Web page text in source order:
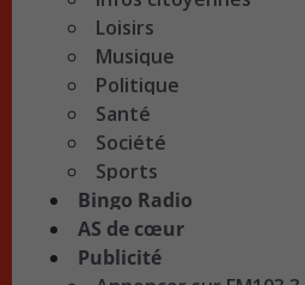
Loisirs
Musique
Politique
Santé
Société
Sports
Bingo Radio
AS de cœur
Publicité